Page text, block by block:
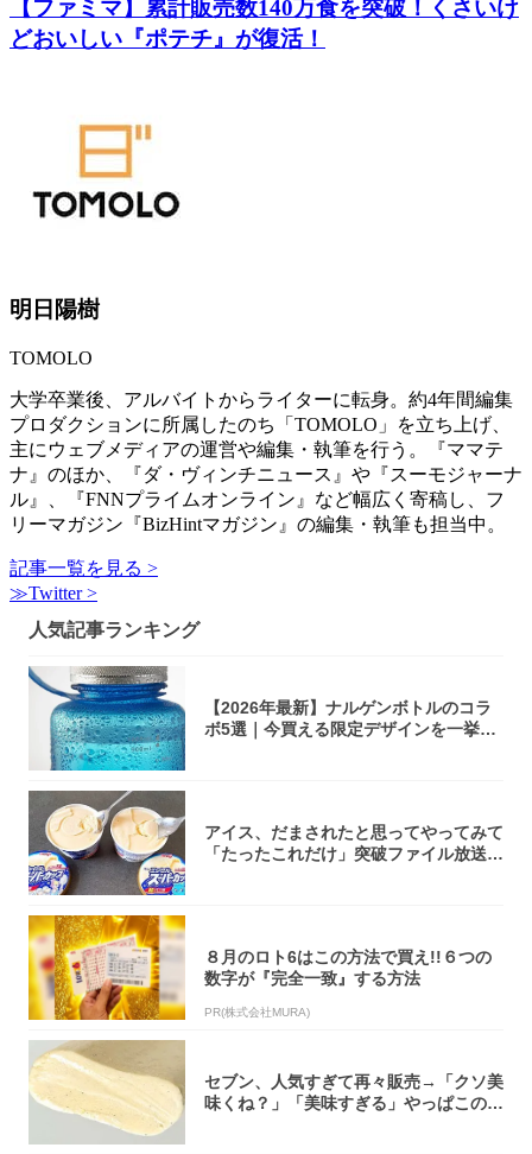
【ファミマ】累計販売数140万食を突破！くさいけ
どおいしい『ポテチ』が復活！
明日陽樹
TOMOLO
大学卒業後、アルバイトからライターに転身。約4年間編集
プロダクションに所属したのち「TOMOLO」を立ち上げ、
主にウェブメディアの運営や編集・執筆を行う。『ママテ
ナ』のほか、『ダ・ヴィンチニュース』や『スーモジャーナ
ル』、『FNNプライムオンライン』など幅広く寄稿し、フ
リーマガジン『BizHintマガジン』の編集・執筆も担当中。
記事一覧を見る >
≫Twitter >
人気記事ランキング
【2026年最新】ナルゲンボトルのコラ
ボ5選｜今買える限定デザインを一挙紹
アイス、だまされたと思ってやってみて
「たったこれだけ」突破ファイル放送で
８月のロト6はこの方法で買え!!６つの
数字が『完全一致』する方法
PR(株式会社MURA)
セブン、人気すぎて再々販売→「クソ美
味くね？」「美味すぎる」やっぱこのク